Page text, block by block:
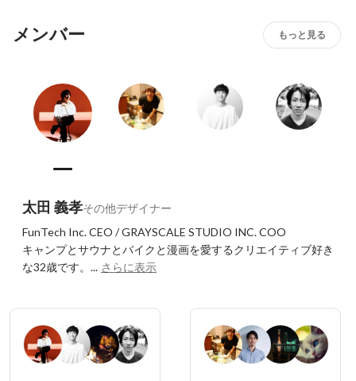
実案件で経験して学び成長していくため、例え独立しても
「仕事ができるクリエイター」として活躍できるはずで
メンバー もっと見る
太田 義孝その他デザイナー
FunTech Inc. CEO / GRAYSCALE STUDIO INC. COO
キャンプとサウナとバイクと漫画を愛するクリエイティブ好き
な32歳です。... さらに表示